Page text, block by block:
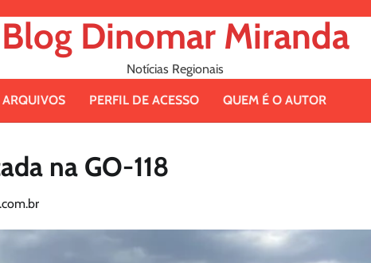
Blog Dinomar Miranda
Notícias Regionais
ARQUIVOS PERFIL DE ACESSO QUEM É O AUTOR
na GO-118